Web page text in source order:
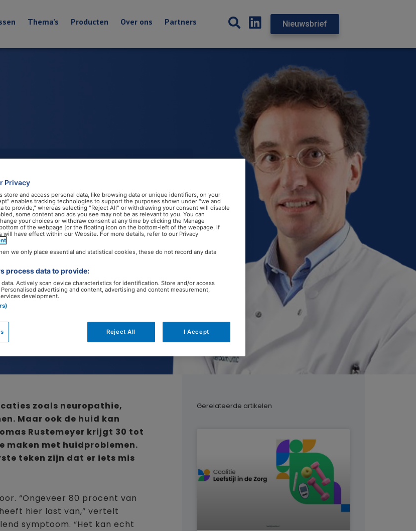
Thema’s Producten Over ons Partners Nieuwsbrief
bij
mei 2026
zoals neuropathie,
Maar ook de huid kan
Rustemeyer krijgt 30 tot
maken met huidproblemen.
teken zijn dat er iets mis
“Ongeveer 80 procent van
hier last van,” vertelt
symptoom. “Het kan echt
Gerelateerde artikelen
Privacy
store and access personal data, like browsing data or unique identifiers, on your
enables tracking technologies to support the purposes shown under "we and
to provide," whereas selecting "Reject All" or withdrawing your consent will disable
some content and ads you see may not be as relevant to you. You can
your choices or withdraw consent at any time by clicking the Manage
of the webpage [or the floating icon on the bottom-left of the webpage, if
will have effect within our Website. For more details, refer to our Privacy
we only place essential and statistical cookies, these do not record any data
process data to provide:
Actively scan device characteristics for identification. Store and/or access
advertising and content, advertising and content measurement,
development.
Reject All I Accept